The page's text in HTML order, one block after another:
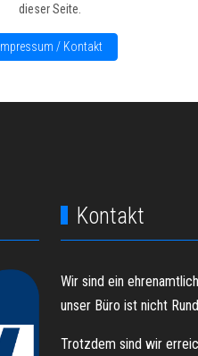
dieser Seite.
Impressum / Kontakt
Kontakt
Wir sind ein
unser Büro ist nicht
Trotzdem sind wir